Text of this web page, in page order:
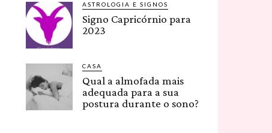
ASTROLOGIA E SIGNOS
Signo Capricórnio para
2023
CASA
Qual a almofada mais
adequada para a sua
postura durante o sono?